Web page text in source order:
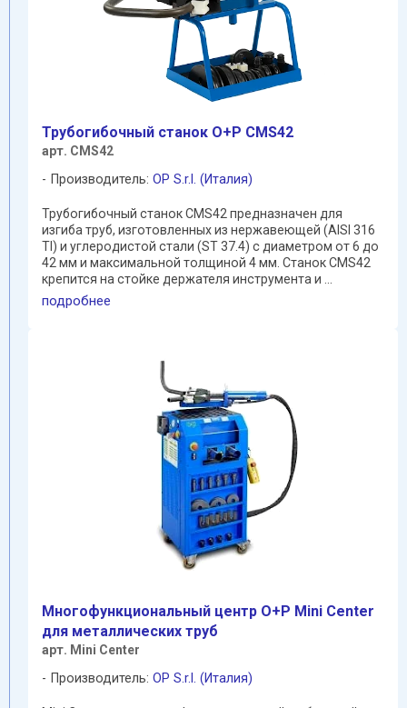
Трубогибочный станок O+P CMS42
арт. СMS42
Производитель: OP S.r.l. (Италия)
Трубогибочный станок CMS42 предназначен для
изгиба труб, изготовленных из нержавеющей (AISI 316
TI) и углеродистой стали (ST 37.4) с диаметром от 6 до
42 мм и максимальной толщиной 4 мм. Станок CMS42
крепится на стойке держателя инструмента и ...
подробнее
Mногофункциональный центр O+P Mini Center
для металлических труб
арт. Mini Center
Производитель: OP S.r.l. (Италия)